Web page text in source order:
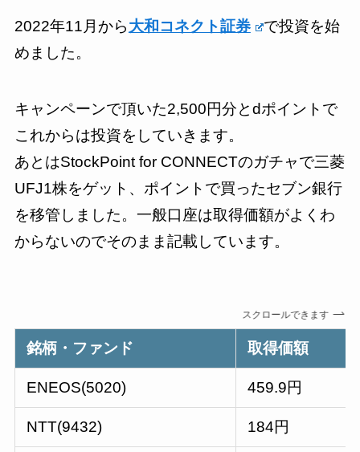
2022年11月から大和コネクト証券
で投資を始
めました。
キャンペーンで頂いた2,500円分とdポイントで
これからは投資をしていきます。
あとはStockPoint for CONNECTのガチャで三菱
UFJ1株をゲット、ポイントで買ったセブン銀行
を移管しました。一般口座は取得価額がよくわ
からないのでそのまま記載しています。
スクロールできます
銘柄・ファンド 取得価額
ENEOS(5020) 459.9円
NTT(9432) 184円